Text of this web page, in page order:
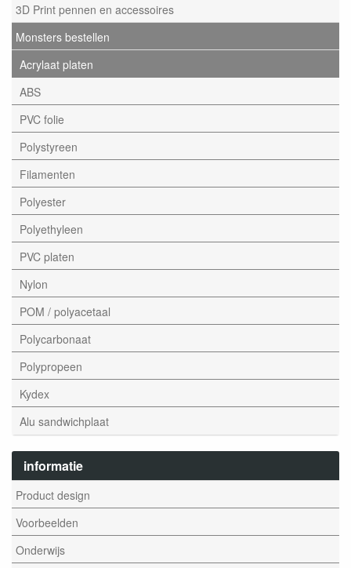
3D Print pennen en accessoires
Monsters bestellen
Acrylaat platen
ABS
PVC folie
Polystyreen
Filamenten
Polyester
Polyethyleen
PVC platen
Nylon
POM / polyacetaal
Polycarbonaat
Polypropeen
Kydex
Alu sandwichplaat
informatie
Product design
Voorbeelden
Onderwijs